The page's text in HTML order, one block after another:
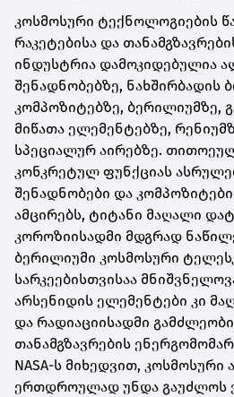
კოსმოსური ტექნოლოგიების
რაკეტებისა და
ინდუსტრია დამოკიდებულია
შენადნობებზე, ნახშირბადის
კომპოზიტებზე, ბერილიუმზე,
მიწათა ელემენტებზე,
სპეციალურ აირებზე.
კონკრეტულ ფუნქციას
შენადნობები და
ამცირებს, ტიტანი მაღალი
კოროზიისადმი მდგრად
ბერილიუმი კოსმოსური
სარკეებისთვისაა
არსენიდის ელემენტები კი
და რადიაციისადმი
თანამგზავრების
NASA-ს მიხედვით, კოსმოსური
ერთდროულად უნდა გაუძლოს